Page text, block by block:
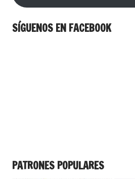
SÍGUENOS EN FACEBOOK
PATRONES POPULARES